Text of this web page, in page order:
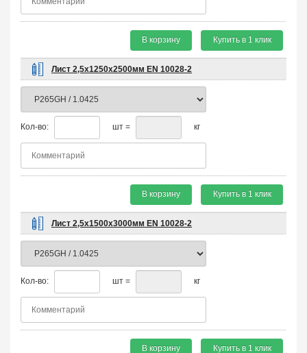
В корзину Купить в 1 клик
Лист 2,5х1250х2500мм EN 10028-2
Кол-во: шт = кг
В корзину Купить в 1 клик
Лист 2,5х1500х3000мм EN 10028-2
Кол-во: шт = кг
В корзину Купить в 1 клик